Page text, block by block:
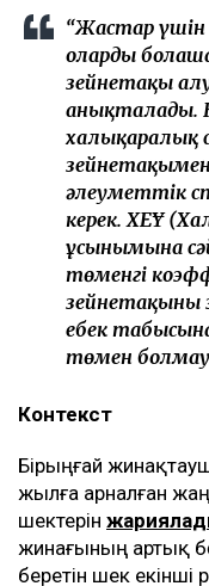
“Жастар
олардың
зейнетақы
анықталады.
халықаралық
зейнетақымен
әлеуметтік
керек. ХЕҰ
ұсынымына
төменгі
еңбек
төмен
Контекст
Бірыңғай
жылға арналған
шектерін
жинағының артық
беретін шек екінші